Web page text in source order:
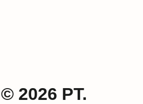
2026 PT.